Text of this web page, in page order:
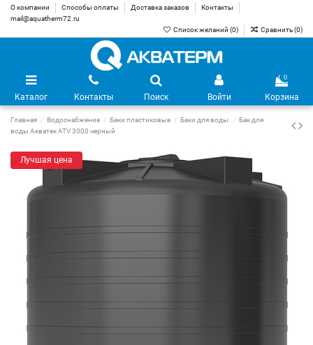
О компании Способы оплаты Доставка заказов
Контакты
mail@aquatherm72.ru
Список желаний (0) Сравнить (0)
Каталог Контакты Поиск Войти
0
Корзина
Главная Водоснабжение Баки пластиковые Баки для воды
Бак для
воды Акватек ATV 3000 черный
Лучшая цена